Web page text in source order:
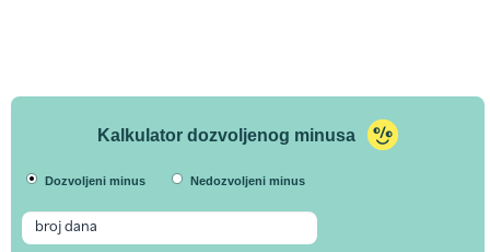
Kalkulator dozvoljenog minusa
Dozvoljeni minus Nedozvoljeni minus